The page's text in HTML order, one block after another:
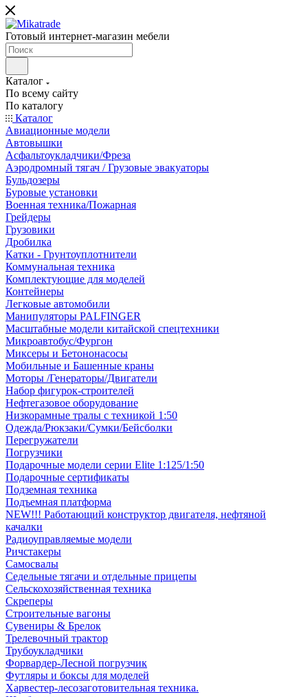
Готовый интернет-магазин мебели
Каталог
По всему сайту
По каталогу
Каталог
Авиационные модели
Автовышки
Асфальтоукладчики/Фреза
Аэродромный тягач / Грузовые эвакуаторы
Бульдозеры
Буровые установки
Военная техника/Пожарная
Грейдеры
Грузовики
Дробилка
Катки - Грунтоуплотнители
Коммунальная техника
Комплектующие для моделей
Контейнеры
Легковые автомобили
Манипуляторы PALFINGER
Масштабные модели китайской спецтехники
Микроавтобус/Фургон
Миксеры и Бетононасосы
Мобильные и Башенные краны
Моторы /Генераторы/Двигатели
Набор фигурок-строителей
Нефтегазовое оборудование
Низкорамные тралы с техникой 1:50
Одежда/Рюкзаки/Сумки/Бейсболки
Перегружатели
Погрузчики
Подарочные модели серии Elite 1:125/1:50
Подарочные сертификаты
Подземная техника
Подъемная платформа
NEW!!! Работающий конструктор двигателя, нефтяной
качалки
Радиоуправляемые модели
Ричстакеры
Самосвалы
Седельные тягачи и отдельные прицепы
Сельскохозяйственная техника
Скреперы
Строительные вагоны
Сувениры & Брелок
Трелевочный трактор
Трубоукладчики
Форвардер-Лесной погрузчик
Футляры и боксы для моделей
Харвестер-лесозаготовительная техника.